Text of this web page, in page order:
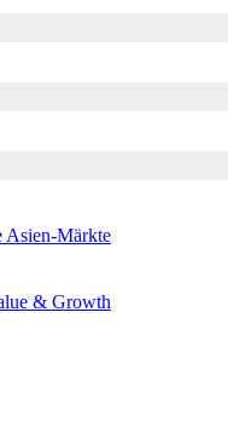
Asien-Märkte
& Growth